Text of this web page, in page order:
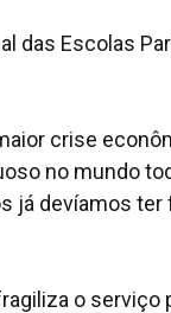
das Escolas
crise
no mundo
já devíamos
o serviço